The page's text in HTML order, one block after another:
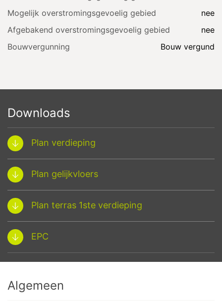
Mogelijk overstromingsgevoelig gebied
nee
Afgebakend overstromingsgevoelig gebied
nee
Bouwvergunning
Bouw vergund
Downloads
Plan verdieping
Plan gelijkvloers
Plan terras 1ste verdieping
EPC
Algemeen